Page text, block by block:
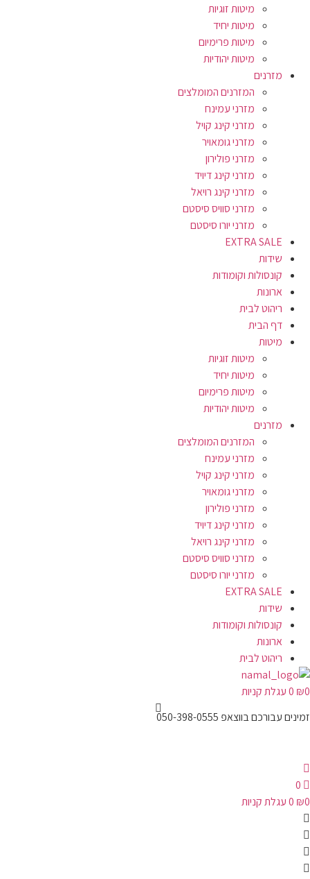
מיטות זוגיות
מיטות יחיד
מיטות פרימיום
מיטות יהודיות
מזרנים
המזרנים המומלצים
מזרני עמינח
מזרני קינג קויל
מזרני גומאויר
מזרני פולירון
מזרני קינג דיויד
מזרני קינג רויאל
מזרני סוויס סיסטם
מזרני יורו סיסטם
EXTRA SALE
שידות
קונסולות וקומודות
ארונות
ריהוט לבית
דף הבית
מיטות
מיטות זוגיות
מיטות יחיד
מיטות פרימיום
מיטות יהודיות
מזרנים
המזרנים המומלצים
מזרני עמינח
מזרני קינג קויל
מזרני גומאויר
מזרני פולירון
מזרני קינג דיויד
מזרני קינג רויאל
מזרני סוויס סיסטם
מזרני יורו סיסטם
EXTRA SALE
שידות
קונסולות וקומודות
ארונות
ריהוט לבית
₪0
0עגלת קניות
זמינים עבורכם בווצאפ 050-398-0555
0
₪0
0עגלת קניות